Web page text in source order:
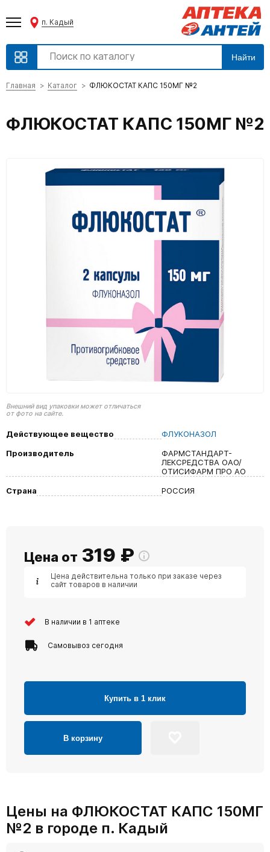
п. Кадый
Найти
Главная Каталог ФЛЮКОСТАТ КАПС 150МГ №2
ФЛЮКОСТАТ КАПС 150МГ №2
Внешний вид упаковки может отличаться
от фото на сайте.
Действующее вещество
ФЛУКОНАЗОЛ
Производитель
ФАРМСТАНДАРТ-
ЛЕКСРЕДСТВА ОАО/
ОТИСИФАРМ ПРО АО
Страна
РОССИЯ
Цена от 319 ₽
Цена действительна только при заказе через
сайт товаров в наличии
В наличии в 1 аптеке
Самовывоз сегодня
Купить в 1 клик
В корзину
Цены на ФЛЮКОСТАТ КАПС 150МГ
№2 в городе п. Кадый